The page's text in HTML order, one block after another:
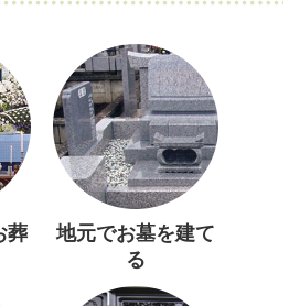
葬
地元でお墓を建て
る